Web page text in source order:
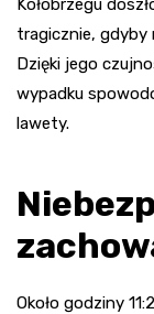
Kołobrzegu
tragicznie, gdyby
Dzięki jego
wypadku
lawety.
Około godziny